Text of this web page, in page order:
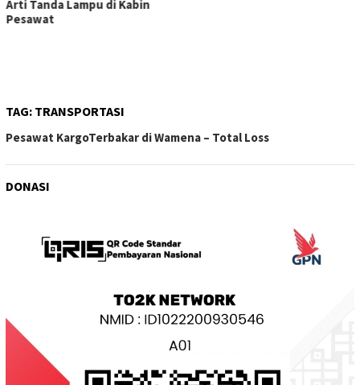
TAG: TRANSPORTASI
Pesawat KargoTerbakar di Wamena – Total Loss
DONASI